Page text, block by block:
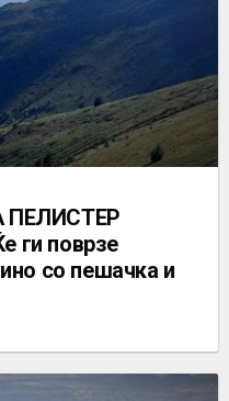
ПЕЛИСТЕР
поврзе
со пешачка и